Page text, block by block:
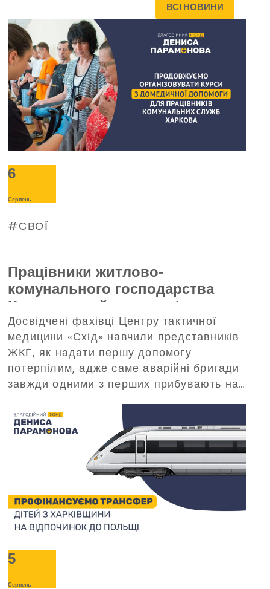
ВСІ НОВИНИ
6
Серпень
СВОЇ
Працівники житлово-
комунального господарства
Харкова пройшли тренінг з
домедичної допомоги, що
організований Благодійним
фондом Дениса Парамонова
Досвідчені фахівці Центру тактичної
медицини «Схід» навчили представників
ЖКГ, як надати першу допомогу
потерпілим, адже саме аварійні бригади
завжди одними з перших прибувають на
5
Серпень